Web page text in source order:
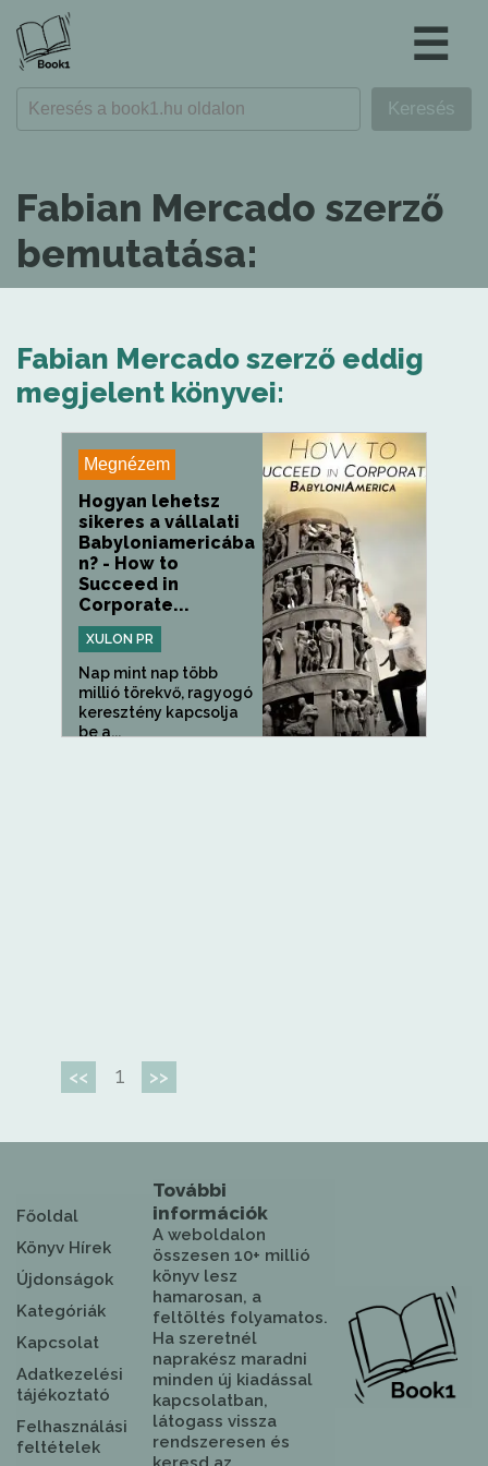
☰
Fabian Mercado szerző
bemutatása:
Fabian Mercado szerző eddig
megjelent könyvei:
Megnézem
Hogyan lehetsz
sikeres a vállalati
Babyloniamericába
n? - How to
Succeed in
Corporate...
XULON PR
Nap mint nap több
millió törekvő, ragyogó
keresztény kapcsolja
be a...
<< 1 >>
Főoldal
Könyv Hírek
Újdonságok
Kategóriák
Kapcsolat
Adatkezelési
tájékoztató
Felhasználási
feltételek
További
információk
A weboldalon
összesen 10+ millió
könyv lesz
hamarosan, a
feltöltés folyamatos.
Ha szeretnél
naprakész maradni
minden új kiadással
kapcsolatban,
látogass vissza
rendszeresen és